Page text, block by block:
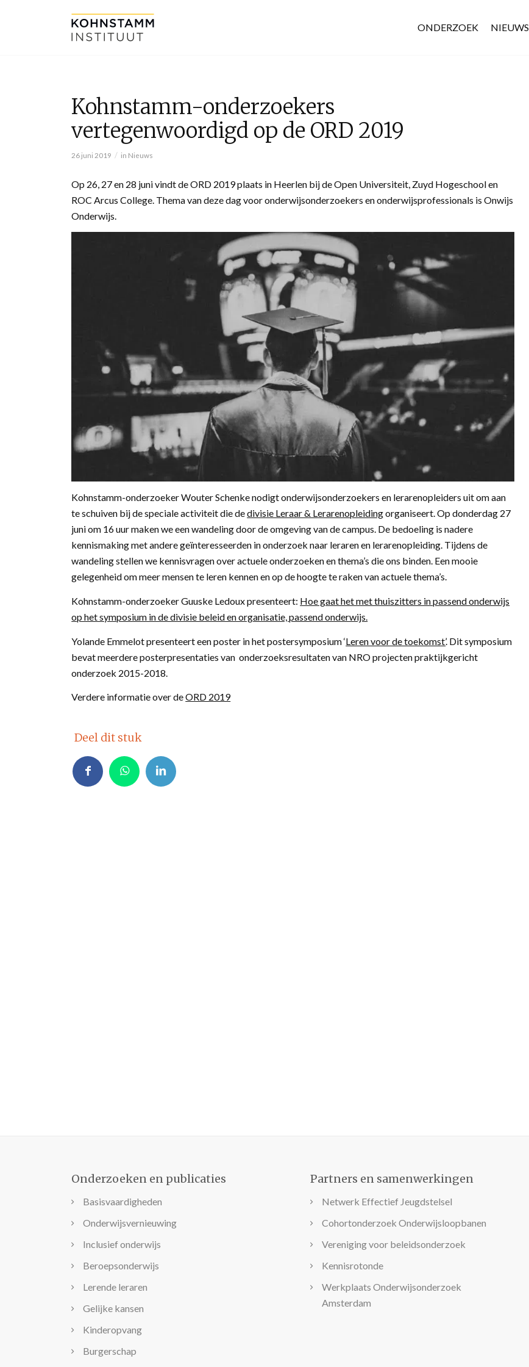
ONDERZOEK NIEUWS
Kohnstamm-onderzoekers
vertegenwoordigd op de ORD 2019
26 juni 2019 / in Nieuws
Op 26, 27 en 28 juni vindt de ORD 2019 plaats in Heerlen bij de Open Universiteit, Zuyd Hogeschool en
ROC Arcus College. Thema van deze dag voor onderwijsonderzoekers en onderwijsprofessionals is Onwijs
Onderwijs.
Kohnstamm-onderzoeker Wouter Schenke nodigt onderwijsonderzoekers en lerarenopleiders uit om aan
te schuiven bij de speciale activiteit die dedivisie Leraar & Lerarenopleidingorganiseert. Op donderdag 27
juni om 16 uur maken we een wandeling door de omgeving van de campus. De bedoeling is nadere
kennismaking met andere geïnteresseerden in onderzoek naar leraren en lerarenopleiding. Tijdens de
wandeling stellen we kennisvragen over actuele onderzoeken en thema’s die ons binden. Een mooie
gelegenheid om meer mensen te leren kennen en op de hoogte te raken van actuele thema’s.
Kohnstamm-onderzoeker Guuske Ledoux presenteert: Hoe gaat het met thuiszitters in passend onderwijs
op het symposium in de divisie beleid en organisatie, passend onderwijs.
Yolande Emmelot presenteert een poster in het postersymposium ‘Leren voor de toekomst’. Dit symposium
bevat meerdere posterpresentaties van onderzoeksresultaten van NRO projecten praktijkgericht
onderzoek 2015-2018.
Verdere informatie over deORD 2019
Deel dit stuk
Onderzoeken en publicaties
Basisvaardigheden
Onderwijsvernieuwing
Inclusief onderwijs
Beroepsonderwijs
Lerende leraren
Gelijke kansen
Kinderopvang
Burgerschap
Partners en samenwerkingen
Netwerk Effectief Jeugdstelsel
Cohortonderzoek Onderwijsloopbanen
Vereniging voor beleidsonderzoek
Kennisrotonde
Werkplaats Onderwijsonderzoek
Amsterdam